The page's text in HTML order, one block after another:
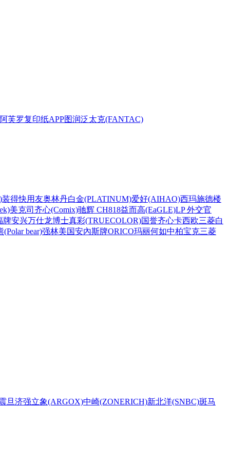
阿芙罗复印纸APP图润泛太克(FANTAC)
装得快用友奥林丹白金(PLATINUM)爱好(AIHAO)西玛施德楼
美克司 齐心(Comix)驰辉 CH818益而高(EaGLE)LP 外交官
牌安兴万仕龙博士真彩(TRUECOLOR)国誉齐心卡西欧三菱白
(Polar bear)强林美国安內斯牌ORICO玛丽何如中柏宝克三菱
旦济强立象(ARGOX)中崎(ZONERICH)新北洋(SNBC)斑马